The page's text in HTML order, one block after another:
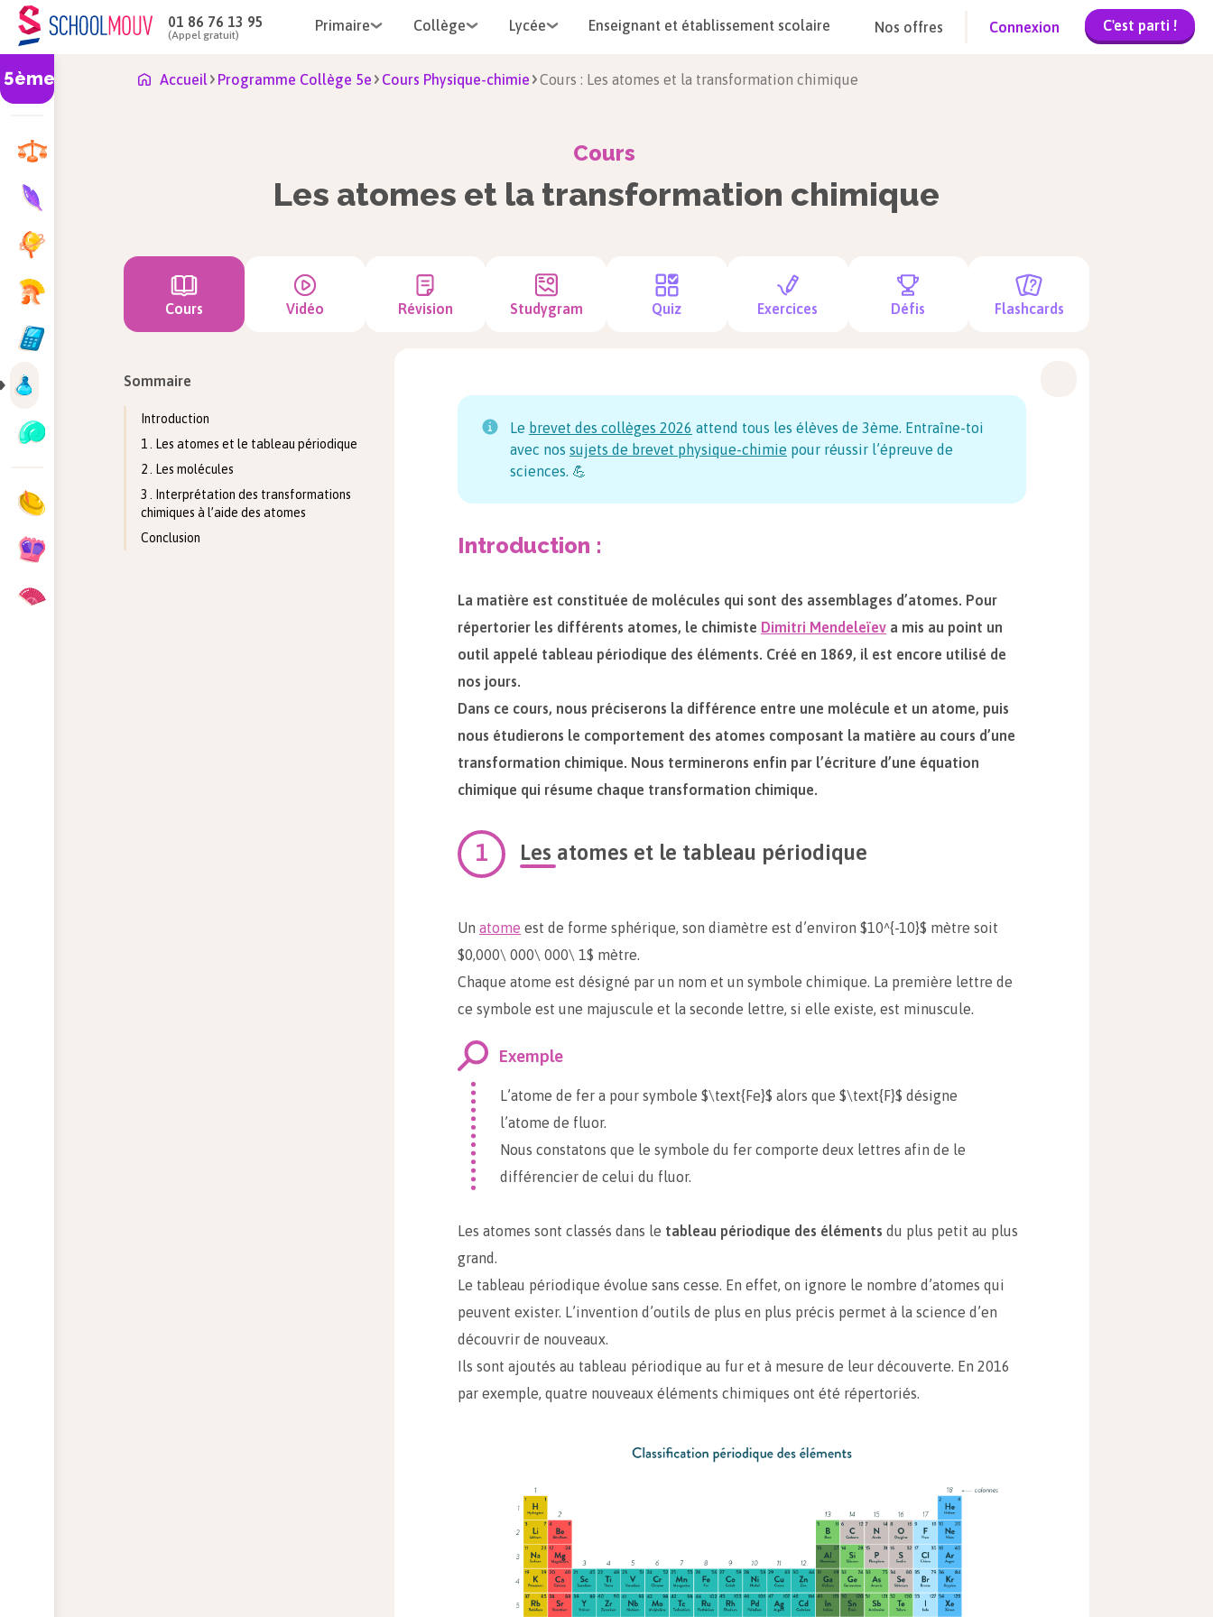
01 86 76 13 95
(Appel gratuit)
Primaire Collège Lycée Enseignant et établissement scolaire Nos offres Connexion C'est parti !
5ème Accueil Programme Collège 5e Cours Physique-chimie Cours : Les atomes et la transformation chimique
Cours
Les atomes et la transformation chimique
Cours Vidéo Révision Studygram Quiz Exercices Défis Flashcards
Sommaire
Introduction
1 . Les atomes et le tableau périodique
2 . Les molécules
3 . Interprétation des transformations
chimiques à l’aide des atomes
Conclusion
Le brevet des collèges 2026 attend tous les élèves de 3ème. Entraîne-toi
avec nos sujets de brevet physique-chimie pour réussir l’épreuve de
sciences. 💪
Introduction :
La matière est constituée de molécules qui sont des assemblages d’atomes. Pour
répertorier les différents atomes, le chimiste Dimitri Mendeleïev a mis au point un
outil appelé tableau périodique des éléments. Créé en 1869, il est encore utilisé de
nos jours.
Dans ce cours, nous préciserons la différence entre une molécule et un atome, puis
nous étudierons le comportement des atomes composant la matière au cours d’une
transformation chimique. Nous terminerons enfin par l’écriture d’une équation
chimique qui résume chaque transformation chimique.
Les atomes et le tableau périodique
Un atome est de forme sphérique, son diamètre est d’environ $10^{-10}$ mètre soit
$0,000\ 000\ 000\ 1$ mètre.
Chaque atome est désigné par un nom et un symbole chimique. La première lettre de
ce symbole est une majuscule et la seconde lettre, si elle existe, est minuscule.
Exemple
L’atome de fer a pour symbole $\text{Fe}$ alors que $\text{F}$ désigne
l’atome de fluor.
Nous constatons que le symbole du fer comporte deux lettres afin de le
différencier de celui du fluor.
Les atomes sont classés dans le tableau périodique des éléments du plus petit au plus
grand.
Le tableau périodique évolue sans cesse. En effet, on ignore le nombre d’atomes qui
peuvent exister. L’invention d’outils de plus en plus précis permet à la science d’en
découvrir de nouveaux.
Ils sont ajoutés au tableau périodique au fur et à mesure de leur découverte. En 2016
par exemple, quatre nouveaux éléments chimiques ont été répertoriés.